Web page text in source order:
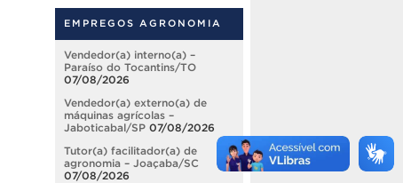
EMPREGOS AGRONOMIA
Vendedor(a) interno(a) –
Paraíso do Tocantins/TO
07/08/2026
Vendedor(a) externo(a) de
máquinas agrícolas –
Jaboticabal/SP 07/08/2026
Tutor(a) facilitador(a) de
agronomia – Joaçaba/SC
07/08/2026